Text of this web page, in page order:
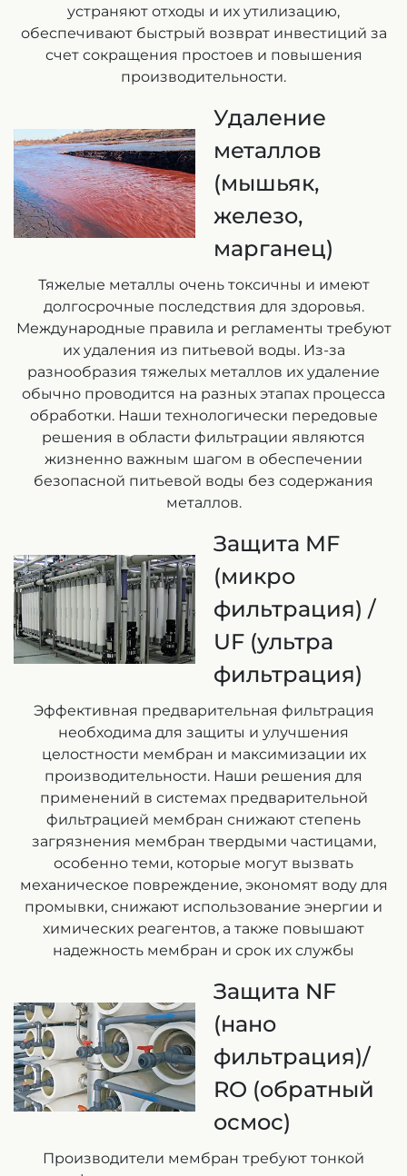
устраняют отходы и их утилизацию,
обеспечивают быстрый возврат инвестиций за
счет сокращения простоев и повышения
производительности.
Удаление
металлов
(мышьяк,
железо,
марганец)
Тяжелые металлы очень токсичны и имеют
долгосрочные последствия для здоровья.
Международные правила и регламенты требуют
их удаления из питьевой воды. Из-за
разнообразия тяжелых металлов их удаление
обычно проводится на разных этапах процесса
обработки. Наши технологически передовые
решения в области фильтрации являются
жизненно важным шагом в обеспечении
безопасной питьевой воды без содержания
металлов.
Защита MF
(микро
фильтрация) /
UF (ультра
фильтрация)
Эффективная предварительная фильтрация
необходима для защиты и улучшения
целостности мембран и максимизации их
производительности. Наши решения для
применений в системах предварительной
фильтрацией мембран снижают степень
загрязнения мембран твердыми частицами,
особенно теми, которые могут вызвать
механическое повреждение, экономят воду для
промывки, снижают использование энергии и
химических реагентов, а также повышают
надежность мембран и срок их службы
Защита NF
(нано
фильтрация)/
RO (обратный
осмос)
Производители мембран требуют тонкой